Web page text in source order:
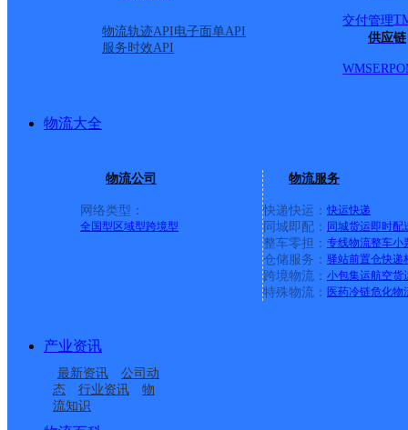
物流轨迹API电子面单API
服务时效API
交付管理
供应链
WMSERP
物流大全
物流公司
网络类型：
全国型 区域型跨境型
物流服务
快递快运： 快运快递
同城即配： 同城货运即时配
整车零担： 专线物流整车小
仓储服务： 驿站前置仓快递
跨境物流： 小包集运航空货
特殊物流： 医药冷链危化物
产业资讯
最新资讯
公司动
态
行业资讯
物
流知识
晋江梅岭赤西网点
地址：梅岭街道赤西社区中兴路81号
泉州晋江新塘网点
更多号码地址：福建省泉州晋江罗山仓边新苑28号
泉州晋江龙湖网点
地址：晋江市龙湖镇湖北村湖东路130号
派送范围:详情
晋江金井网点